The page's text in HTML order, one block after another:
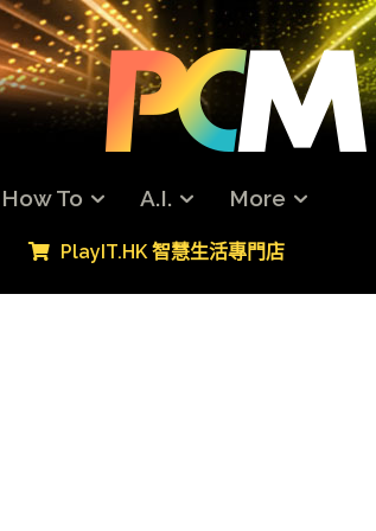
How To A.I. More
PlayIT.HK 智慧生活專門店